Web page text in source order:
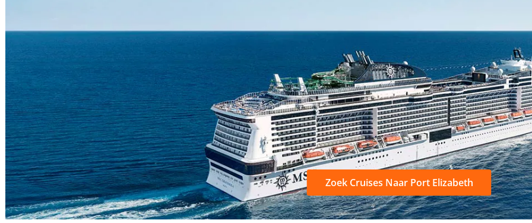
Zoek Cruises Naar Port Elizabeth